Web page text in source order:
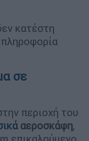
κατέστη
σε
περιοχή του
αεροσκάφη,
επικαλούμενο